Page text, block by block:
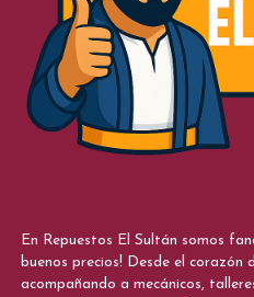
En Repuestos El Sultán somos
buenos precios! Desde el corazón
acompañando a mecánicos,